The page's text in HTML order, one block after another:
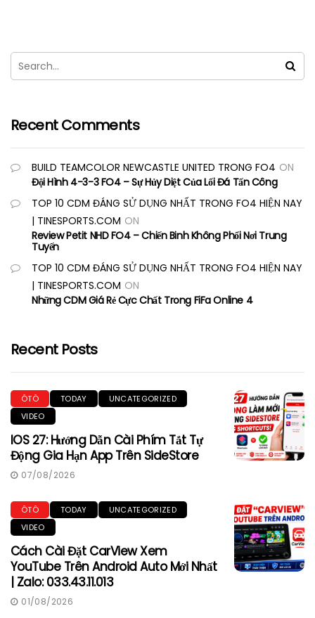
Recent Comments
BUILD TEAMCOLOR NEWCASTLE UNITED TRONG FO4 ON
Đội Hình 4-3-3 FO4 – Sự Hủy Diệt Của Lối Đá Tấn Công
TOP 10 CDM ĐÁNG SỬ DỤNG NHẤT TRONG FO4 HIỆN NAY
| TINESPORTS.COM ON
Review Petit NHD FO4 – Chiến Binh Không Phổi Nơi Trung
Tuyến
TOP 10 CDM ĐÁNG SỬ DỤNG NHẤT TRONG FO4 HIỆN NAY
| TINESPORTS.COM ON
Những CDM Giá Rẻ Cực Chất Trong FiFa Online 4
Recent Posts
ÔTÔ TODAY
UNCATEGORIZED
VIDEO
IOS 27: Hướng Dẫn Cài Phím Tắt Tự
Động Gia Hạn App Trên SideStore
07/08/2026
ÔTÔ TODAY
UNCATEGORIZED
VIDEO
Cách Cài Đặt CarView Xem
YouTube Trên Android Auto Mới Nhất
| Zalo: 033.43.11.013
01/08/2026